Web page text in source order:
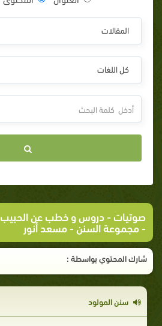
المقالات
كل اللغات
صوتيات -دروس و خطب عن الحبيب
- مجموعة السنن - مسعد أنور
شارك المحتوي بواسطة :
سنن المولود